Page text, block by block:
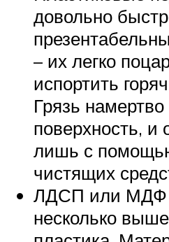
довольно
– их легко
испортить
Грязь
поверхность,
лишь с
чистящих
ЛДСП или МДФ
несколько